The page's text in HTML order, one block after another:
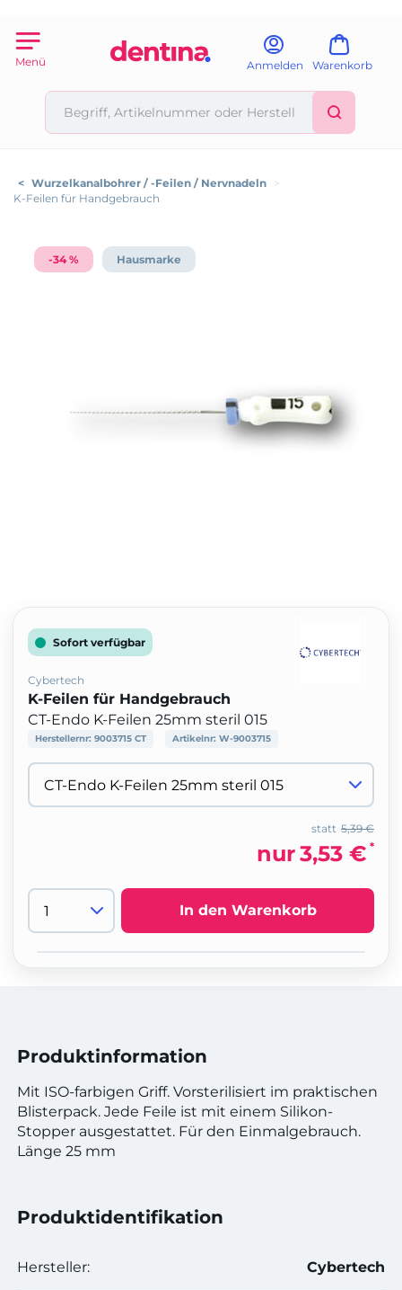
Menü Anmelden Warenkorb
< Wurzelkanalbohrer / -Feilen / Nervnadeln >
K-Feilen für Handgebrauch
-34 % Hausmarke
Sofort verfügbar
Cybertech
K-Feilen für Handgebrauch
CT-Endo K-Feilen 25mm steril 015
Herstellernr: 9003715 CT Artikelnr: W-9003715
5,39 €
statt
nur3,53 € *
In den Warenkorb
Produktinformation
Mit ISO-farbigen Griff. Vorsterilisiert im praktischen
Blisterpack. Jede Feile ist mit einem Silikon-
Stopper ausgestattet. Für den Einmalgebrauch.
Länge 25 mm
Produktidentifikation
Hersteller: Cybertech